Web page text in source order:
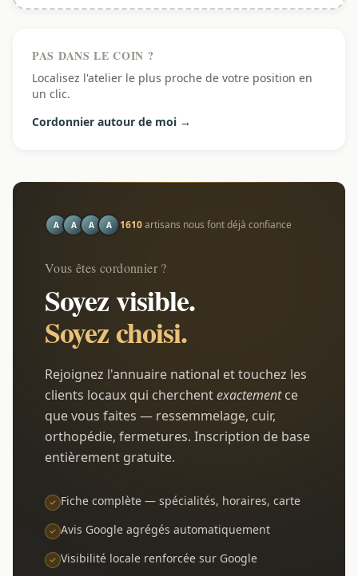
PAS DANS LE COIN ?
Localisez l'atelier le plus proche de votre position en
un clic.
Cordonnier autour de moi →
A A A A 1610artisans nous font déjà confiance
Vous êtes cordonnier ?
Soyez visible.
Soyez choisi.
Rejoignez l'annuaire national et touchez les
clients locaux qui cherchentexactementce
que vous faites — ressemmelage, cuir,
orthopédie, fermetures. Inscription de base
entièrement gratuite.
Fiche complète — spécialités, horaires, carte
Avis Google agrégés automatiquement
Visibilité locale renforcée sur Google